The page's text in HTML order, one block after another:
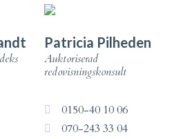
Patricia Pilheden
Auktoriserad
redovisningskonsult
0150-40 10 06
070-243 33 04